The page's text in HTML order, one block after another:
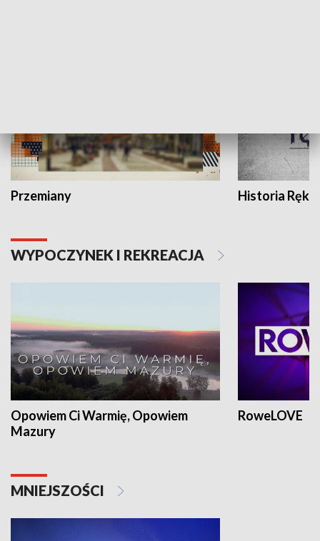
Przemiany Historia Ręką
WYPOCZYNEK I REKREACJA
Opowiem Ci Warmię, Opowiem
Mazury
RoweLOVE
MNIEJSZOŚCI